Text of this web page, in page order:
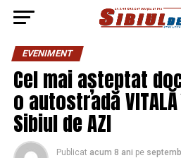
EVENIMENT
Cel mai așteptat
o autostradă
Sibiul de AZI
Publicat acum 8 ani pe